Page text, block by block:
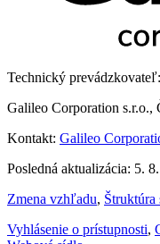
Technický prevádzkovateľ:
Galileo Corporation s.r.o.,
Kontakt: Galileo
Posledná aktualizácia: 5.
Zmena vzhľadu, Štruktúra
Vyhlásenie o prístupnosti,